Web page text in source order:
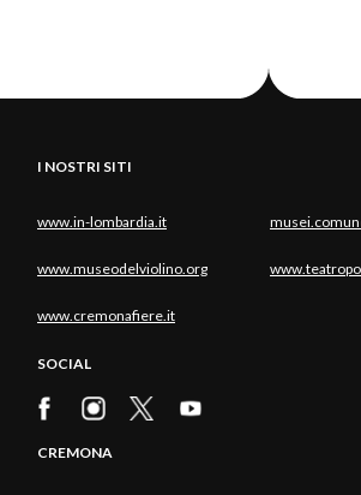
I NOSTRI SITI
www.in-lombardia.it
www.museodelviolino.org
www.cremonafiere.it
SOCIAL
CREMONA